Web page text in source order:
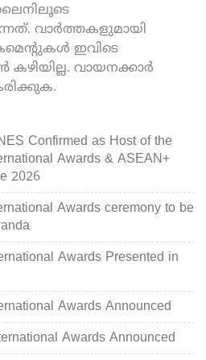
വാർത്തകളുമായി
ഇവിടെ
വായനക്കാർ
Confirmed as Host of the
Awards & ASEAN+
2026
Awards ceremony to be
Awards Presented in
Awards Announced
Awards Announced